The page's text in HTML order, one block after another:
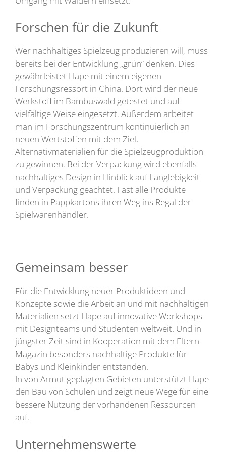
Forschen für die Zukunft
Wer nachhaltiges Spielzeug produzieren will, muss
bereits bei der Entwicklung „grün“ denken. Dies
gewährleistet Hape mit einem eigenen
Forschungsressort in China. Dort wird der neue
Werkstoff im Bambuswald getestet und auf
vielfältige Weise eingesetzt. Außerdem arbeitet
man im Forschungszentrum kontinuierlich an
neuen Wertstoffen mit dem Ziel,
Alternativmaterialien für die Spielzeugproduktion
zu gewinnen. Bei der Verpackung wird ebenfalls
nachhaltiges Design in Hinblick auf Langlebigkeit
und Verpackung geachtet. Fast alle Produkte
finden in Pappkartons ihren Weg ins Regal der
Spielwarenhändler.
Gemeinsam besser
Für die Entwicklung neuer Produktideen und
Konzepte sowie die Arbeit an und mit nachhaltigen
Materialien setzt Hape auf innovative Workshops
mit Designteams und Studenten weltweit. Und in
jüngster Zeit sind in Kooperation mit dem Eltern-
Magazin besonders nachhaltige Produkte für
Babys und Kleinkinder entstanden.
In von Armut geplagten Gebieten unterstützt Hape
den Bau von Schulen und zeigt neue Wege für eine
bessere Nutzung der vorhandenen Ressourcen
auf.
Unternehmenswerte